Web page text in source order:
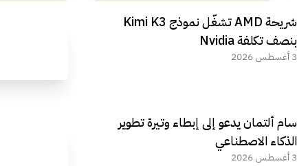
مراجعة شاملة لعملاق الألعاب
الجديد REDMAGIC 11 AIR
شريحة AMD تشغّل نموذج Kimi K3
بنصف تكلفة Nvidia
3 أغسطس 2026
سام ألتمان يدعو إلى إبطاء وتيرة تطوير
الذكاء الاصطناعي
3 أغسطس 2026